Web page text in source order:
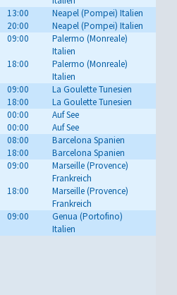
13:00
Neapel (Pompei) Italien
20:00
Neapel (Pompei) Italien
09:00
Palermo (Monreale)
Italien
18:00
Palermo (Monreale)
Italien
09:00
La Goulette Tunesien
18:00
La Goulette Tunesien
00:00
Auf See
00:00
Auf See
08:00
Barcelona Spanien
18:00
Barcelona Spanien
09:00
Marseille (Provence)
Frankreich
18:00
Marseille (Provence)
Frankreich
09:00
Genua (Portofino)
Italien